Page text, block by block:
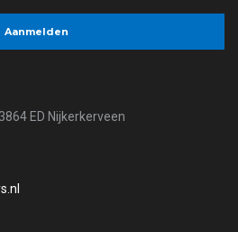
ED Nijkerkerveen